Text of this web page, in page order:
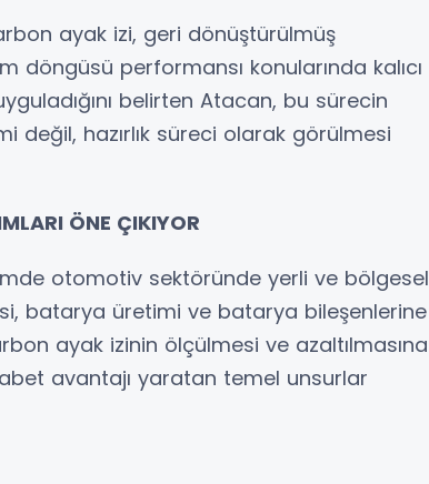
ayak izi, geri dönüştürülmüş
döngüsü performansı konularında kalıcı
belirten Atacan, bu sürecin
değil, hazırlık süreci olarak görülmesi
ÖNE ÇIKIYOR
otomotiv sektöründe yerli ve bölgesel
batarya üretimi ve batarya bileşenlerine
ayak izinin ölçülmesi ve azaltılmasına
avantajı yaratan temel unsurlar